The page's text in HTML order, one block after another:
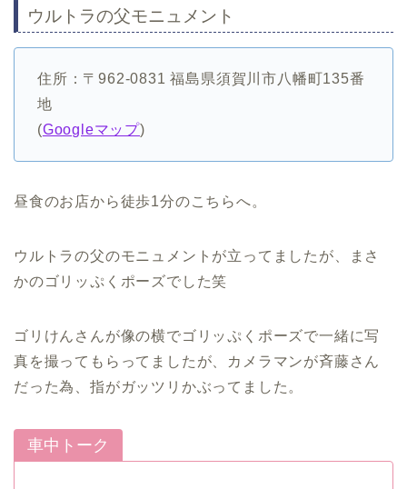
ウルトラの父モニュメント
住所：〒962-0831 福島県須賀川市八幡町135番
地
(Googleマップ)
昼食のお店から徒歩1分のこちらへ。
ウルトラの父のモニュメントが立ってましたが、まさ
かのゴリッぷくポーズでした笑
ゴリけんさんが像の横でゴリッぷくポーズで一緒に写
真を撮ってもらってましたが、カメラマンが斉藤さん
だった為、指がガッツリかぶってました。
車中トーク